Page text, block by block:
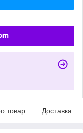
товар Доставка